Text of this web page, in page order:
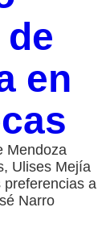
en
Mendoza
Ulises Mejía
preferencias a
Narro